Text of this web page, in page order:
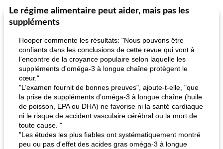
Le régime alimentaire peut aider, mais pas les
suppléments
Hooper commente les résultats: "Nous pouvons être
confiants dans les conclusions de cette revue qui vont à
l'encontre de la croyance populaire selon laquelle les
suppléments d'oméga-3 à longue chaîne protègent le
cœur."
"L’examen fournit de bonnes preuves", ajoute-t-elle, "que
la prise de suppléments d’oméga-3 à longue chaîne (huile
de poisson, EPA ou DHA) ne favorise ni la santé cardiaque
ni le risque de accident vasculaire cérébral ou la mort de
toute cause. "
"Les études les plus fiables ont systématiquement montré
peu ou pas d'effet des acides gras oméga-3 à longue